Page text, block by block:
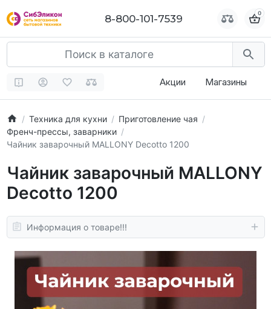
8-800-101-7539 0
Акции Магазины
Техника для кухни
Приготовление чая
Френч-прессы, заварники
Чайник заварочный MALLONY Decotto 1200
Чайник заварочный MALLONY
Decotto 1200
Информация о товаре!!!
8-800-101-7539 0